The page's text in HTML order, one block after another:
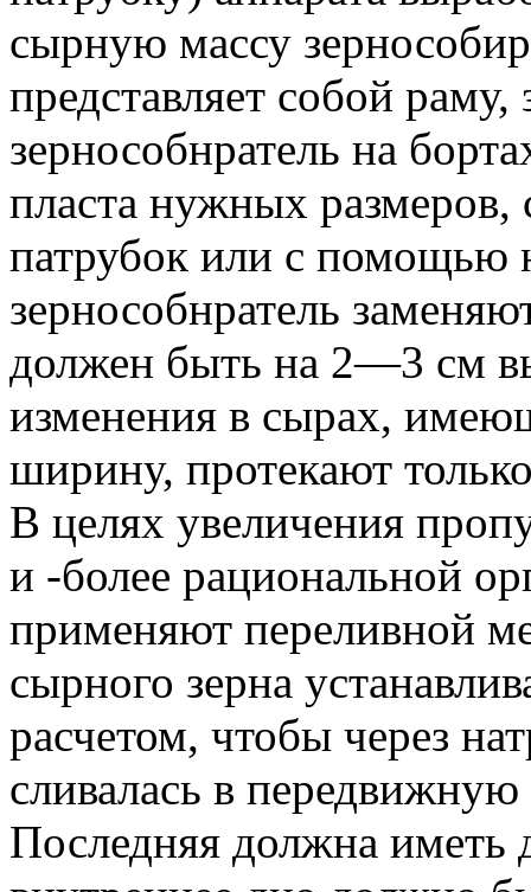
сырную массу
представляет собой
зернособнратель на
пласта нужных размеров,
патрубок или с помощью
зернособнратель
должен быть на 2—3 см
изменения в сырах,
ширину, протекают
В целях увеличения
и -более рациональной
применяют переливной
сырного зерна
расчетом, чтобы через
сливалась в
Последняя должна иметь